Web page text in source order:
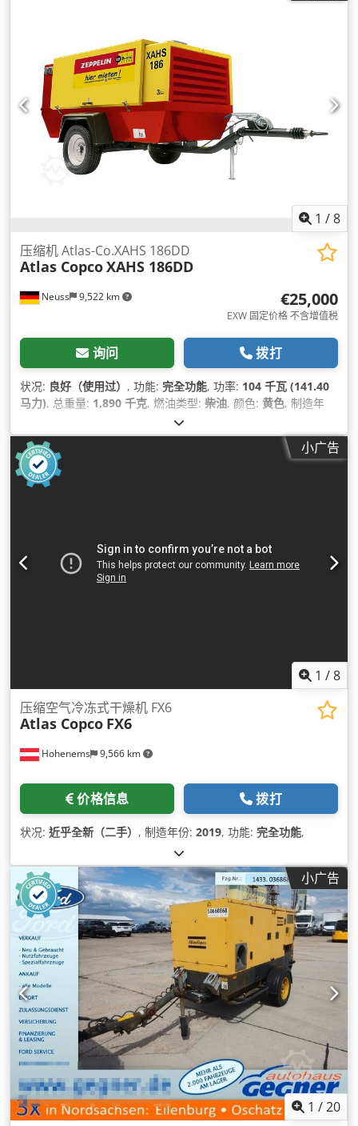
1 /8
Neuss 9,522 km
压缩机 Atlas-Co.XAHS 186DD
Atlas CopcoXAHS 186DD
€25,000
EXW 固定价格 不含增值税
询问 拨打
状况: 良好（使用过） , 功能: 完全功能, 功率: 104 千瓦 (141.40
马力), 总重量: 1,890 千克, 燃油类型: 柴油, 颜色: 黄色, 制造年
, 工作压力:
APP402997,
小广告
1 /8
Hohenems 9,566 km
压缩空气冷冻式干燥机 FX6
Atlas Copco FX6
价格信息 拨打
状况: 近乎全新（二手） , 制造年份: 2019, 功能: 完全功能,
小广告
1 /20